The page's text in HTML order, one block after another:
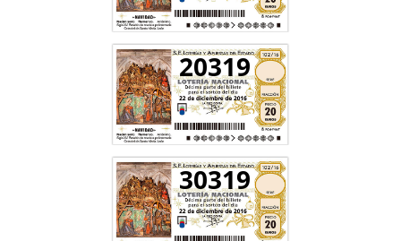
20319
30319